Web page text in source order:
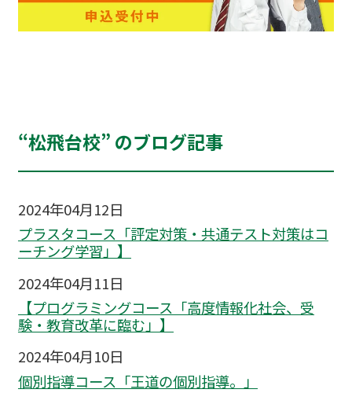
“松飛台校” のブログ記事
2024年04月12日
プラスタコース「評定対策・共通テスト対策はコ
ーチング学習」】
2024年04月11日
【プログラミングコース「高度情報化社会、受
験・教育改革に臨む」】
2024年04月10日
個別指導コース「王道の個別指導。」